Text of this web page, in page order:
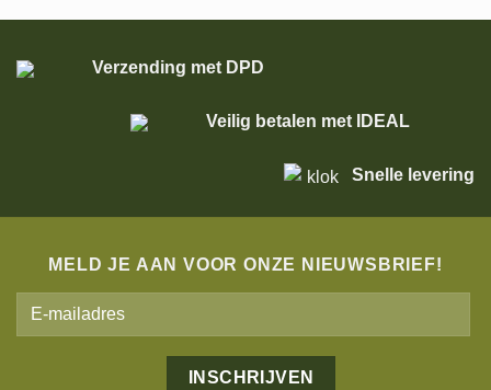
Verzending met DPD
Veilig betalen met IDEAL
Snelle levering
MELD JE AAN VOOR ONZE NIEUWSBRIEF!